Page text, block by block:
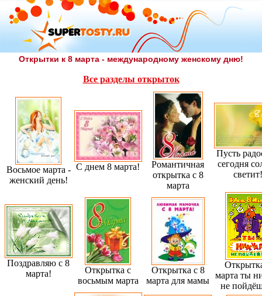
Открытки к 8 марта - международному женскому дню!
Все разделы открыток
Восьмое марта -
женский день!
С днем 8 марта!
Романтичная
открытка с 8
марта
Пусть
сегодня
светит!
Поздравляю с 8
марта!
Открытка с
восьмым марта
Открытка с 8
марта для мамы
марта ты
не